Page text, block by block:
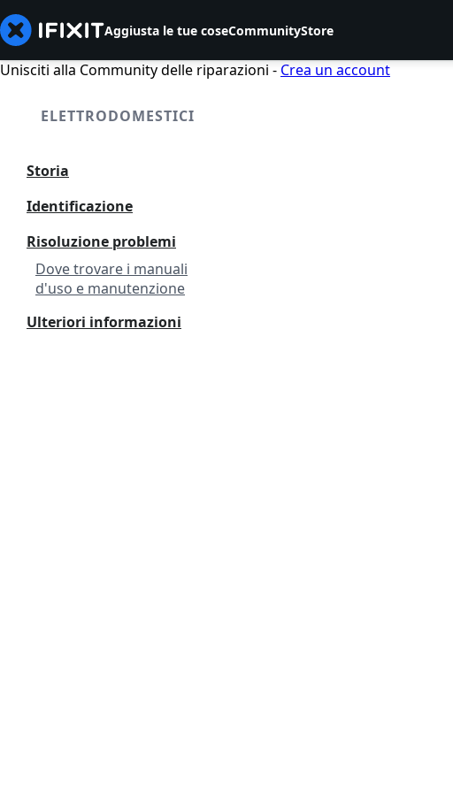
Aggiusta le tue coseCommunityStore
Unisciti alla Community delle riparazioni - Crea un account
ELETTRODOMESTICI
Storia
Identificazione
Risoluzione problemi
Dove trovare i manuali
d'uso e manutenzione
Ulteriori informazioni